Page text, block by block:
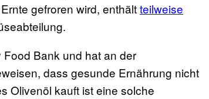
gefroren wird, enthältteilweise
Bank und hat an der
dass gesunde Ernährung nicht
Olivenöl kauft ist eine solche